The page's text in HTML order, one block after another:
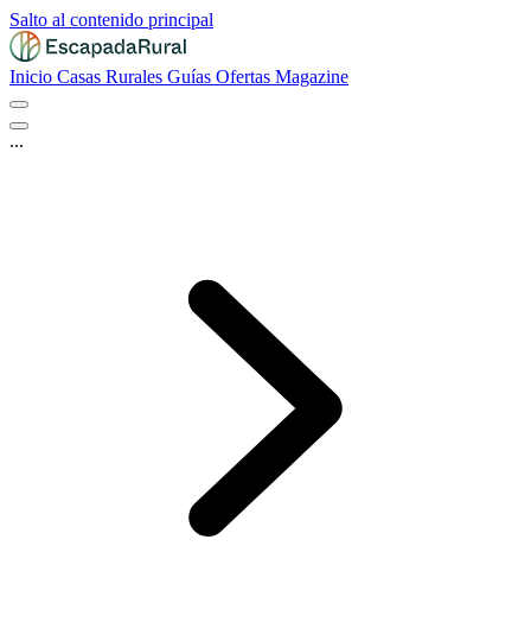
Salto al contenido principal
Inicio Casas Rurales Guías Ofertas Magazine
...